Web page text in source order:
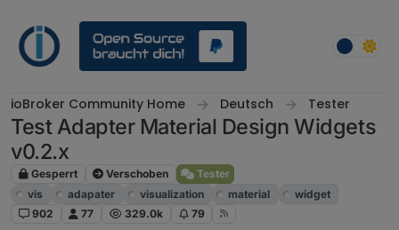
ioBroker Community Home Deutsch Tester
Test Adapter Material Design Widgets
v0.2.x
Gesperrt Verschoben
Tester
vis
adapater visualization material
widget
902
77 329.0k 79